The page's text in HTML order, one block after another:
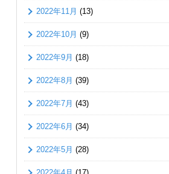
2022年11月 (13)
2022年10月 (9)
2022年9月 (18)
2022年8月 (39)
2022年7月 (43)
2022年6月 (34)
2022年5月 (28)